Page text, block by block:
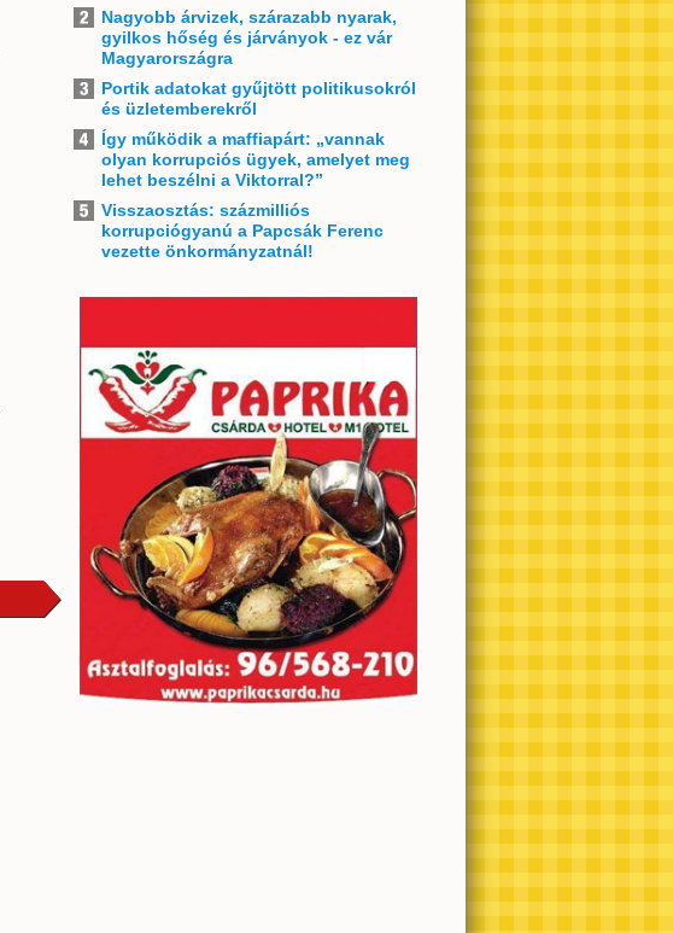
Nagyobb árvizek, szárazabb nyarak,
gyilkos hőség és járványok - ez vár
Magyarországra
Portik adatokat gyűjtött politikusokról
és üzletemberekről
Így működik a maffiapárt: „vannak
olyan korrupciós ügyek, amelyet meg
lehet beszélni a Viktorral?”
Visszaosztás: százmilliós
korrupciógyanú a Papcsák Ferenc
vezette önkormányzatnál!